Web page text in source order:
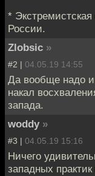
*
России.
Zlobsic »
#2 | 04.05.19 14:55
Да вообще надо
накал
запада.
woddy »
#3 | 04.05.19 15:16
Ничего
западных